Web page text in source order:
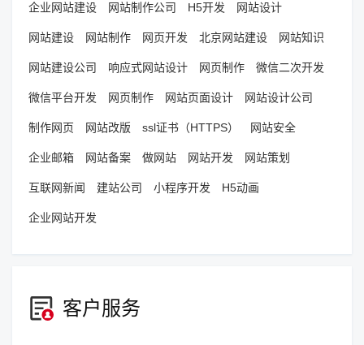
企业网站建设 网站制作公司 H5开发 网站设计
网站建设 网站制作 网页开发 北京网站建设 网站知识
网站建设公司 响应式网站设计 网页制作 微信二次开发
微信平台开发 网页制作 网站页面设计 网站设计公司
制作网页 网站改版 ssl证书（HTTPS） 网站安全
企业邮箱 网站备案 做网站 网站开发 网站策划
互联网新闻 建站公司 小程序开发 H5动画
企业网站开发
客户服务